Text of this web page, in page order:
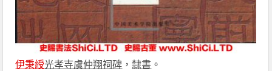
伊秉綬光孝寺虞仲翔祠碑 ，隸書 。